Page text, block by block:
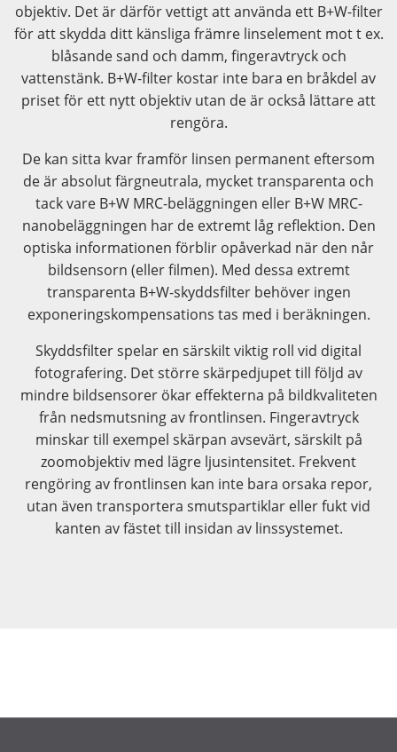
objektiv. Det är därför vettigt att använda ett B+W-filter
för att skydda ditt känsliga främre linselement mot t ex.
blåsande sand och damm, fingeravtryck och
vattenstänk. B+W-filter kostar inte bara en bråkdel av
priset för ett nytt objektiv utan de är också lättare att
rengöra.
De kan sitta kvar framför linsen permanent eftersom
de är absolut färgneutrala, mycket transparenta och
tack vare B+W MRC-beläggningen eller B+W MRC-
nanobeläggningen har de extremt låg reflektion. Den
optiska informationen förblir opåverkad när den når
bildsensorn (eller filmen). Med dessa extremt
transparenta B+W-skyddsfilter behöver ingen
exponeringskompensations tas med i beräkningen.
Skyddsfilter spelar en särskilt viktig roll vid digital
fotografering. Det större skärpedjupet till följd av
mindre bildsensorer ökar effekterna på bildkvaliteten
från nedsmutsning av frontlinsen. Fingeravtryck
minskar till exempel skärpan avsevärt, särskilt på
zoomobjektiv med lägre ljusintensitet. Frekvent
rengöring av frontlinsen kan inte bara orsaka repor,
utan även transportera smutspartiklar eller fukt vid
kanten av fästet till insidan av linssystemet.